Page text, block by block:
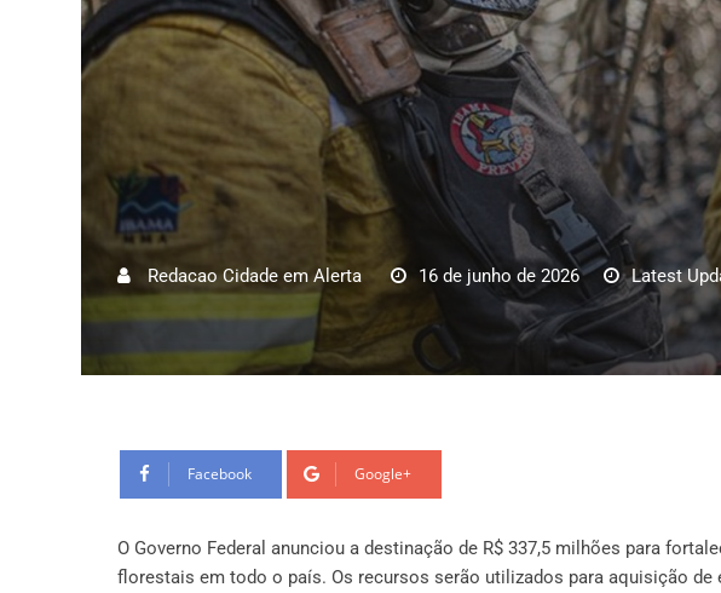
Redacao Cidade em Alerta 16 de junho de 2026 Latest
Facebook Google+
O Governo Federal anunciou a destinação de R$ 337,5 milhões para
florestais em todo o país. Os recursos serão utilizados para aquisição